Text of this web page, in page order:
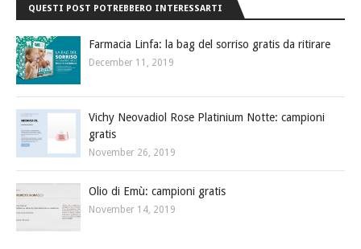
QUESTI POST POTREBBERO INTERESSARTI
Farmacia Linfa: la bag del sorriso gratis da ritirare
December 11, 2019
Vichy Neovadiol Rose Platinium Notte: campioni
gratis
November 26, 2019
Olio di Emù: campioni gratis
November 14, 2019